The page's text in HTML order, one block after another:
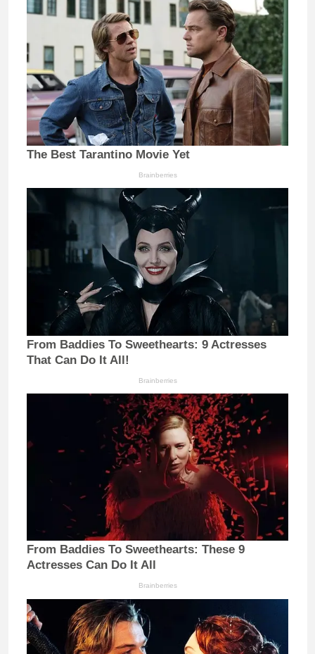
The Best Tarantino Movie Yet
Brainberries
From Baddies To Sweethearts: 9 Actresses
That Can Do It All!
Brainberries
From Baddies To Sweethearts: These 9
Actresses Can Do It All
Brainberries